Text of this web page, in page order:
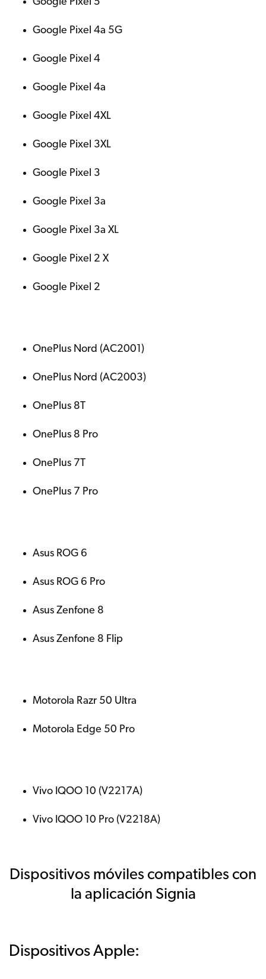
Google Pixel 4a 5G
Google Pixel 4
Google Pixel 4a
Google Pixel 4XL
Google Pixel 3XL
Google Pixel 3
Google Pixel 3a
Google Pixel 3a XL
Google Pixel 2 X
Google Pixel 2
OnePlus Nord (AC2001)
OnePlus Nord (AC2003)
OnePlus 8T
OnePlus 8 Pro
OnePlus 7T
OnePlus 7 Pro
Asus ROG 6
Asus ROG 6 Pro
Asus Zenfone 8
Asus Zenfone 8 Flip
Motorola Razr 50 Ultra
Motorola Edge 50 Pro
Vivo IQOO 10 (V2217A)
Vivo IQOO 10 Pro (V2218A)
Dispositivos móviles compatibles con
la aplicación Signia
Dispositivos Apple: